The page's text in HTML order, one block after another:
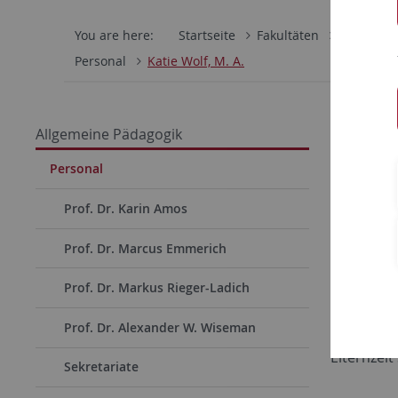
You are here: Startseite Fakultäten
Personal
Katie Wolf, M. A.
Allgemeine Pädagogik
Personal
Prof. Dr. Karin Amos
Prof. Dr. Marcus Emmerich
Prof. Dr. Markus Rieger-Ladich
Prof. Dr. Alexander W. Wiseman
Sekretariate
Elternzeit